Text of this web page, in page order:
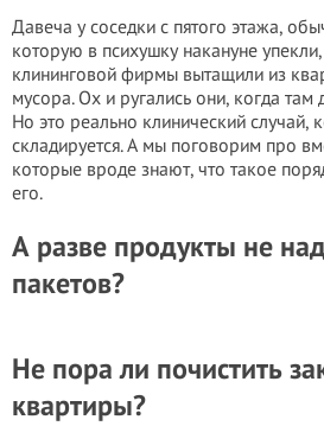
Давеча у соседки с пятого этажа,
которую в психушку накануне
клининговой фирмы вытащили из
мусора. Ох и ругались они, когда
Но это реально клинический случай,
складируется. А мы поговорим про
которые вроде знают, что такое
его.
А разве продукты не
пакетов?
Не пора ли почистить
квартиры?